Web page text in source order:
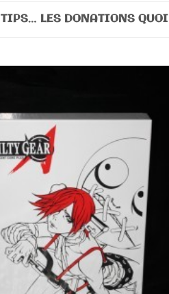
TIPS… LES DONATIONS QUOI